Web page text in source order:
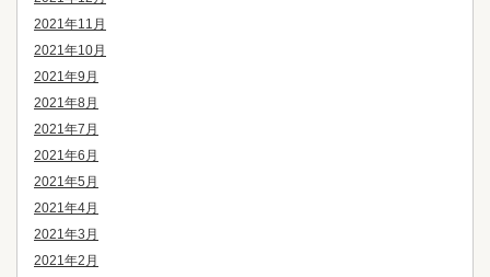
2021年11月
2021年10月
2021年9月
2021年8月
2021年7月
2021年6月
2021年5月
2021年4月
2021年3月
2021年2月